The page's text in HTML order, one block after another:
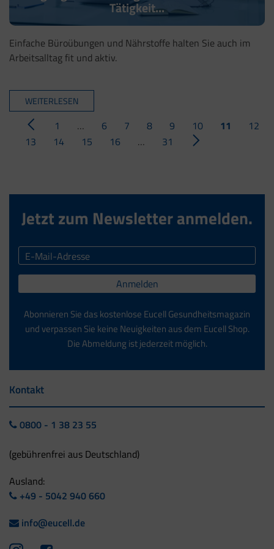
Tätigkeit...
Einfache Büroübungen und Nährstoffe halten Sie auch im
Arbeitsalltag fit und aktiv.
WEITERLESEN
1 … 6 7 8 9 10 11
12
13
14 15 16 … 31
Jetzt zum Newsletter anmelden.
Anmelden
Abonnieren Sie das kostenlose Eucell Gesundheitsmagazin
und verpassen Sie keine Neuigkeiten aus dem Eucell Shop.
Die Abmeldung ist jederzeit möglich.
Kontakt
0800 - 1 38 23 55
(gebührenfrei aus Deutschland)
Ausland:
+49 - 5042 940 660
info@eucell.de